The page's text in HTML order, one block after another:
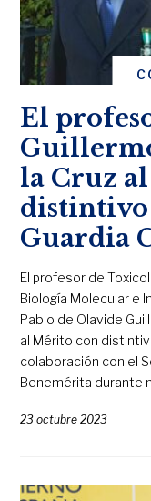
El
la Cruz
distintivo
Guardia
El profesor de
Biología Molecular e
Pablo de Olavide
al Mérito con
colaboración con el
Benemérita durante
23 octubre 2023